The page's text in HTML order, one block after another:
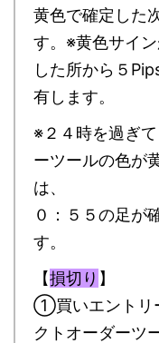
黄色で確定した
す。※黄色サイ
した所から５
有します。
※２４時を過ぎ
ーツールの色が
は、
０：５５の足が
す。
【損切り 】
①買いエントリ
クトオーダーツ